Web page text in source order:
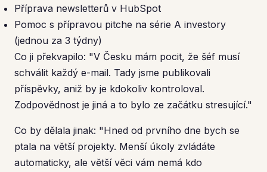
Příprava newsletterů v HubSpot
Pomoc s přípravou pitche na série A investory
(jednou za 3 týdny)
Co ji překvapilo: "V Česku mám pocit, že šéf musí
schválit každý e-mail. Tady jsme publikovali
příspěvky, aniž by je kdokoliv kontroloval.
Zodpovědnost je jiná a to bylo ze začátku stresující."
Co by dělala jinak: "Hned od prvního dne bych se
ptala na větší projekty. Menší úkoly zvládáte
automaticky, ale větší věci vám nemá kdo